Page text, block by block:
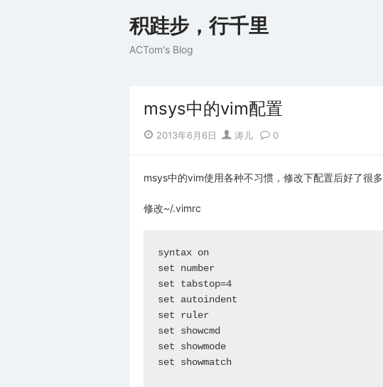
to
积跬步，行千里
ACTom's Blog
msys中的vim配置
Posted
2013年6月6日 Author
涛儿 0
msys中的vim使用各种不习惯，修改下配置后好了很多
修改~/.vimrc
syntax on
set number
set tabstop=4
set autoindent
set ruler
set showcmd
set showmode
set showmatch